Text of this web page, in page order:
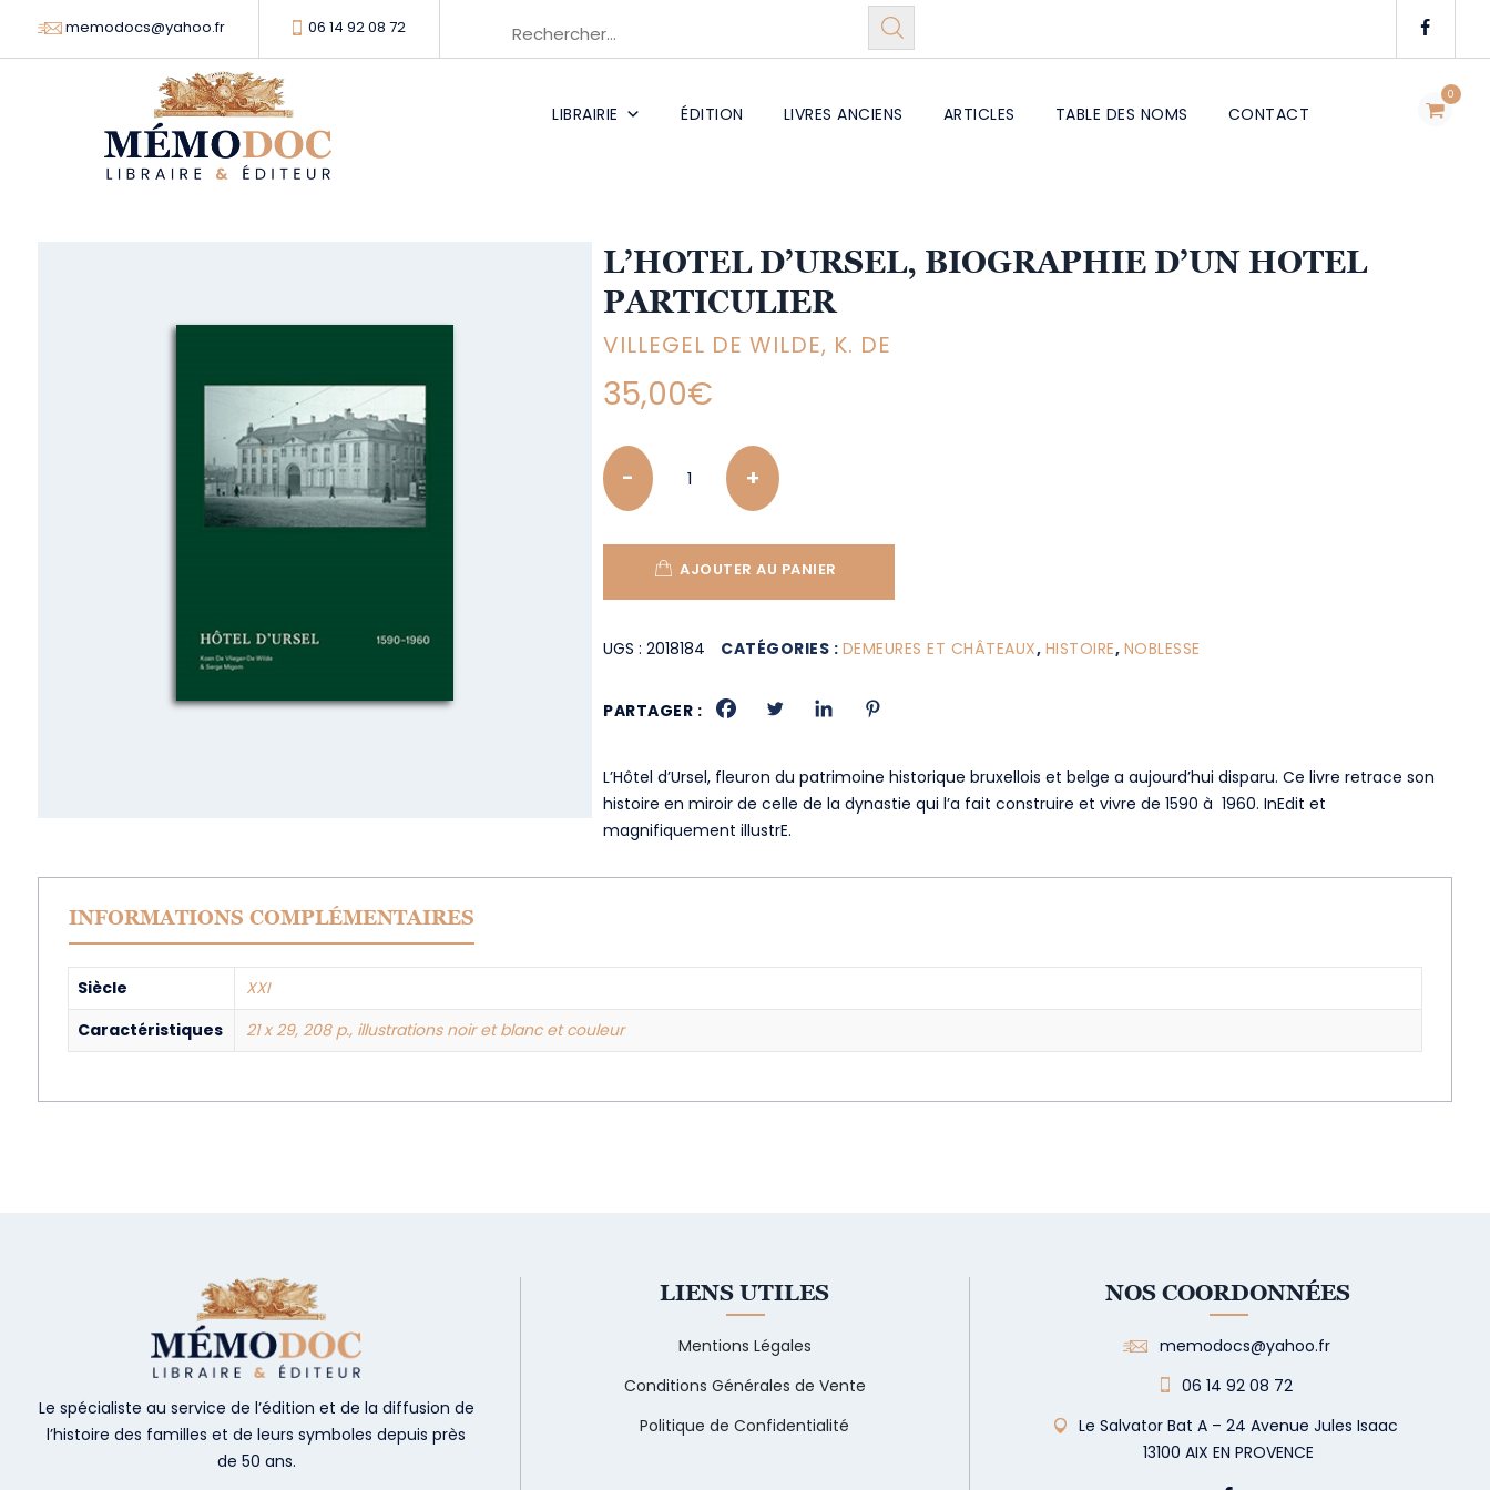
memodocs@yahoo.fr 06 14 92 08 72
0
LIBRAIRIE ÉDITION LIVRES ANCIENS ARTICLES TABLE DES NOMS CONTACT
L’HOTEL D’URSEL, BIOGRAPHIE D’UN HOTEL
PARTICULIER
VILLEGEL DE WILDE, K. DE
35,00€
Quantity
AJOUTER AU PANIER
UGS :2018184 CATÉGORIES : DEMEURES ET CHÂTEAUX, HISTOIRE, NOBLESSE
PARTAGER :
L’Hôtel d’Ursel, fleuron du patrimoine historique bruxellois et belge a aujourd’hui disparu. Ce livre retrace son
histoire en miroir de celle de la dynastie qui l’a fait construire et vivre de 1590 à 1960. InEdit et
magnifiquement illustrE.
INFORMATIONS COMPLÉMENTAIRES
Siècle
XXI
Caractéristiques
21 x 29, 208 p., illustrations noir et blanc et couleur
Le spécialiste au service de l’édition et de la diffusion de
l’histoire des familles et de leurs symboles depuis près
de 50 ans.
LIENS UTILES
Mentions Légales
Conditions Générales de Vente
Politique de Confidentialité
NOS COORDONNÉES
memodocs@yahoo.fr
06 14 92 08 72
Le Salvator Bat A – 24 Avenue Jules Isaac
13100 AIX EN PROVENCE